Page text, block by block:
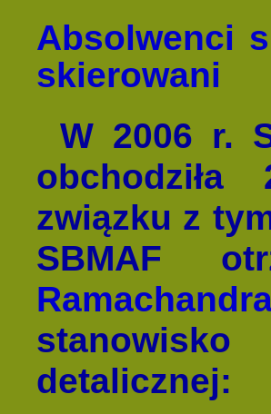
Absolwenci
skierowani
W 2006 r.
związku z
SBMAF
detalicznej: